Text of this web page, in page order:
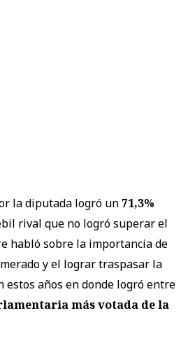
la diputada logró un 71,3%
rival que no logró superar el
habló sobre la importancia de
y el lograr traspasar la
estos años en donde logró entre
más votada de la